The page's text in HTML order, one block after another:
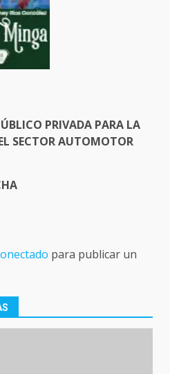
PRIVADA PARA LA
SECTOR AUTOMOTOR
para publicar un